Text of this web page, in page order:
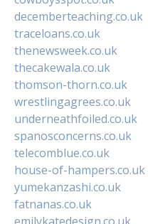
decemberteaching.co.uk
traceloans.co.uk
thenewsweek.co.uk
thecakewala.co.uk
thomson-thorn.co.uk
wrestlingagrees.co.uk
underneathfoiled.co.uk
spanosconcerns.co.uk
telecomblue.co.uk
house-of-hampers.co.uk
yumekanzashi.co.uk
fatnanas.co.uk
emilykatedesign.co.uk